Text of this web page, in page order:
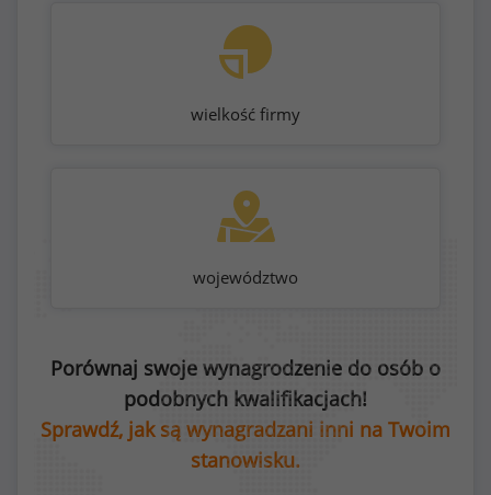
wielkość firmy
województwo
Porównaj swoje wynagrodzenie do osób o
podobnych kwalifikacjach!
Sprawdź, jak są wynagradzani inni na Twoim
stanowisku.